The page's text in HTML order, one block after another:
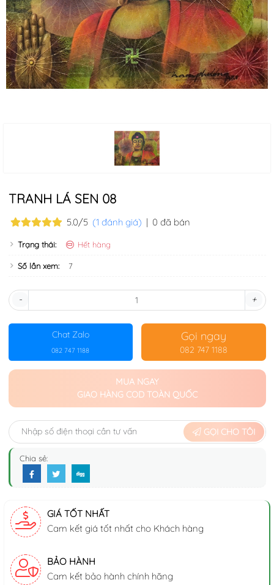
TRANH LÁ SEN 08
5.0/5 (1 đánh giá) | 0 đã bán
Trạng thái: Hết hàng
Số lần xem: 7
- +
Chat Zalo
082 747 1188
Gọi ngay
082 747 1188
MUA NGAY
GIAO HÀNG COD TOÀN QUỐC
GỌI CHO TÔI
Chia sẻ:
GIÁ TỐT NHẤT
Cam kết giá tốt nhất cho Khách hàng
BẢO HÀNH
Cam kết bảo hành chính hãng